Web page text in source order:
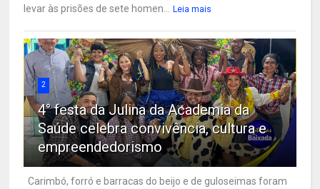
levar às prisões de sete homen...
Leia mais
2
4° festa da Julina da Academia da
Saúde celebra convivência, cultura e
empreendedorismo
Carimbó, forró e barracas do beijo e de guloseimas foram